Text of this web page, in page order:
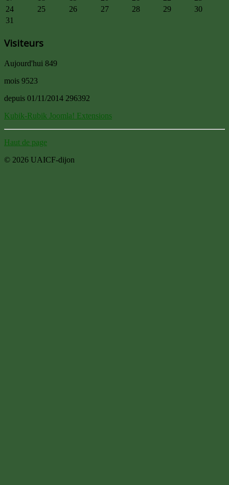
24
25 26 27 28 29
30
31
Visiteurs
Aujourd'hui 849
mois 9523
depuis 01/11/2014 296392
Kubik-Rubik Joomla! Extensions
Haut de page
© 2026 UAICF-dijon